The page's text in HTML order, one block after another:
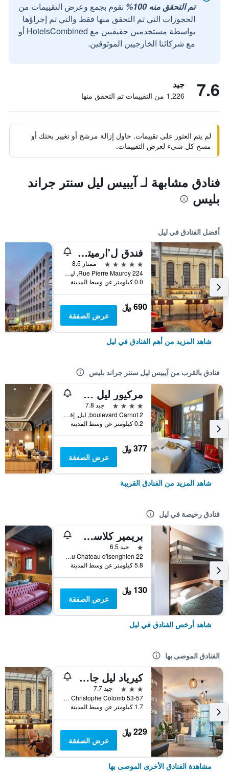
تم التحقق منه 100%
نقوم بجمع وعرض التقييمات من
الحجوزات التي تم التحقق منها فقط والتي تم إجراؤها
بواسطة مستخدمين حقيقيين مع HotelsCombined أو
مع شركائنا الخارجيين الموثوقين.
7.6 جيد
1,226 من التقييمات تم التحقق منها
لم يتم العثور على تقييمات. حاول إزالة مرشح أو تغيير بحثك أو
مسح كل شيء لعرض التقييمات.
فنادق مشابهة لـ آيبيس ليل سنتر جراند
بليس
أفضل الفنادق في ليل
فندق ل'ارميتاج غانتويس، أوتوغراف كوليكشن، إيه ماريوت لوكشري & لايفستايل
5 نجوم
ممتاز 8.5
224 Rue Pierre Mauroy, ليل, إقليم نور, فرنسا
0.0 كيلومتر عن وسط المدينة
690 ﷼
عرض الصفقة
شاهد المزيد من أهم الفنادق في ليل
فنادق بالقرب من آيبيس ليل سنتر جراند بليس
مركيور ليل سنتر جراند بلاس
4 نجوم
جيد 7.8
2 boulevard Carnot, ليل, إقليم نور, فرنسا
0.2 كيلومتر عن وسط المدينة
377 ﷼
عرض الصفقة
شاهد المزيد من الفنادق القريبة
فنادق رخيصة في ليل
بريمير كلاسي ليلي وست - لوميه
نجمة واحدة
جيد 6.5
22 Rue du Chateau d'Isenghien, ليل, إقليم نور, فرنسا
5.8 كيلومتر عن وسط المدينة
130 ﷼
عرض الصفقة
شاهد أرخص الفنادق في ليل
الفنادق الموصى بها
كيرياد ليل جار - جرون باليه
3 نجوم
جيد 7.7
53-57 rue Christophe Colomb, ليل, إقليم نور, فرنسا
1.7 كيلومتر عن وسط المدينة
229 ﷼
عرض الصفقة
مشاهدة الفنادق الأخرى الموصى بها